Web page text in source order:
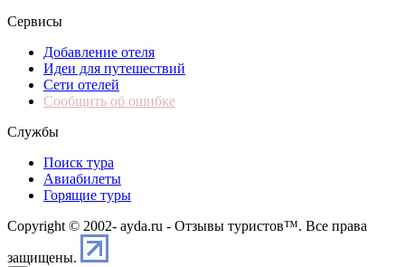
Сервисы
Добавление отеля
Идеи для путешествий
Сети отелей
Сообщить об ошибке
Службы
Поиск тура
Авиабилеты
Горящие туры
Copyright © 2002- ayda.ru - Отзывы туристов™. Все права
защищены.